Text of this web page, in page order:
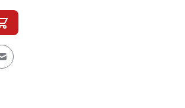
E-Mail an einen Freund